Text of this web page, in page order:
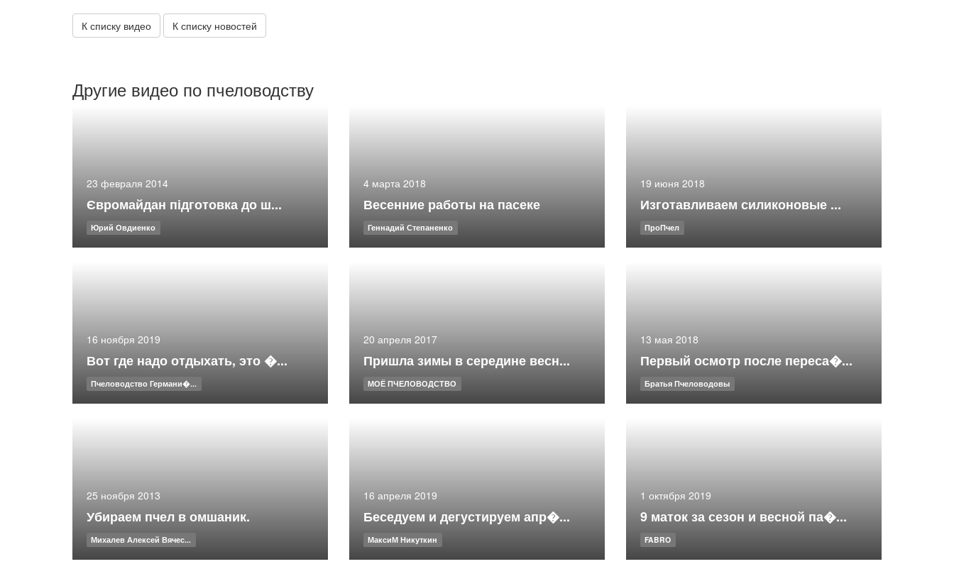
К списку видео К списку новостей
Другие видео по пчеловодству
23 февраля 2014
Євромайдан підготовка до ш...
Юрий Овдиенко
4 марта 2018
Весенние работы на пасеке
Геннадий Степаненко
19 июня 2018
Изготавливаем силиконовые ...
ПроПчел
16 ноября 2019
Вот где надо отдыхать, это �...
Пчеловодство Германи�...
20 апреля 2017
Пришла зимы в середине весн...
МОЁ ПЧЕЛОВОДСТВО
13 мая 2018
Первый осмотр после переса�...
Братья Пчеловодовы
25 ноября 2013
Убираем пчел в омшаник.
Михалев Алексей Вячес...
16 апреля 2019
Беседуем и дегустируем апр�...
МаксиМ Никуткин
1 октября 2019
9 маток за сезон и весной па�...
FABRO